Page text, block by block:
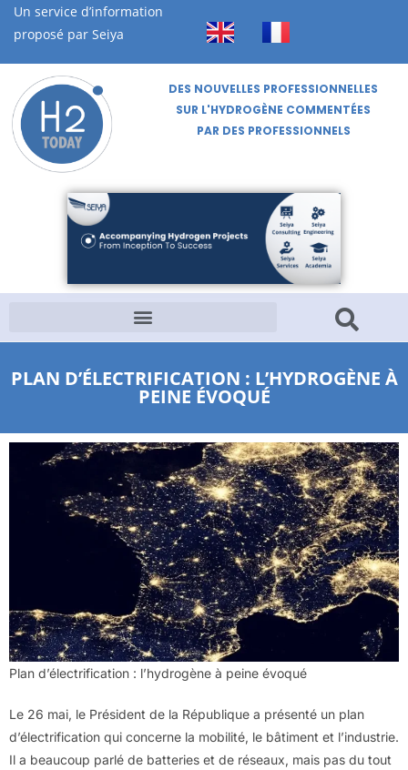
Un service d’information
proposé par Seiya
DES NOUVELLES PROFESSIONNELLES
SUR L'HYDROGÈNE COMMENTÉES
PAR DES PROFESSIONNELS
PLAN D’ÉLECTRIFICATION : L’HYDROGÈNE À
PEINE ÉVOQUÉ
Plan d’électrification : l’hydrogène à peine évoqué
Le 26 mai, le Président de la République a présenté un plan
d’électrification qui concerne la mobilité, le bâtiment et l’industrie.
Il a beaucoup parlé de batteries et de réseaux, mais pas du tout